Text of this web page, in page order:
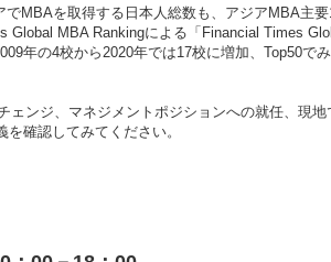
を取得する日本人総数も、アジアMBA主要
MBA Rankingによる「Financial Times
年の4校から2020年では17校に増加、Top50で
ンジ、マネジメントポジションへの就任、現
確認してみてください。